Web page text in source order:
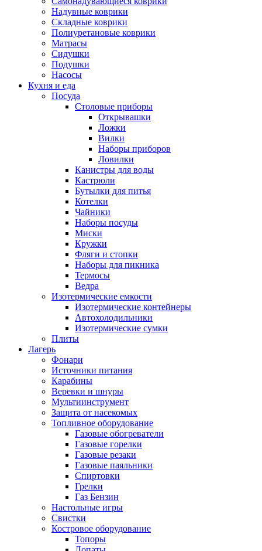
Надувные коврики
Складные коврики
Полиуретановые коврики
Матрасы
Сидушки
Подушки
Насосы
Кухня и еда
Посуда
Столовые приборы
Открывашки
Ложки
Вилки
Наборы приборов
Ловилки
Канистры для воды
Кастрюли
Бутылки для питья
Котелки
Чайники
Наборы посуды
Миски
Кружки
Фляги и стопки
Наборы для пикника
Термосы
Ведра
Изотермические емкости
Изотермические контейнеры
Автохолодильники
Изотермические сумки
Плиты
Лагерь
Фонари
Источники питания
Карабины
Веревки и шнуры
Мультиинструмент
Защита от насекомых
Топливное оборудование
Газовые обогреватели
Газовые горелки
Газовые резаки
Газовые паяльники
Спиртовки
Грелки
Газ Бензин
Настольные игры
Свистки
Костровое оборудование
Топоры